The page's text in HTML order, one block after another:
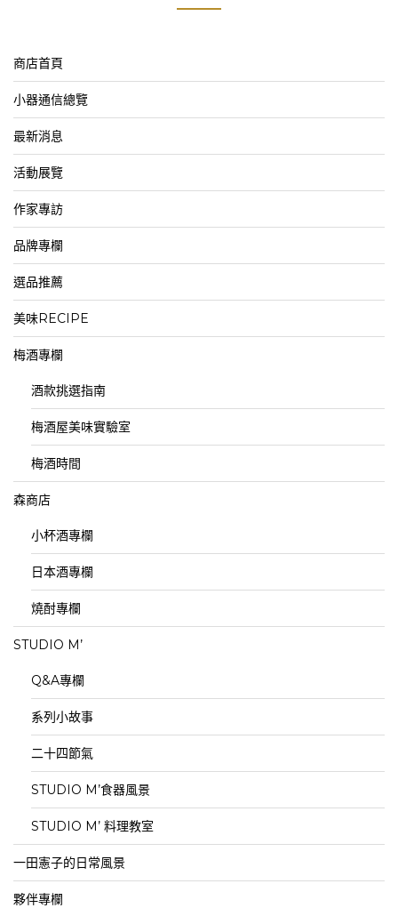
商店首頁
小器通信總覽
最新消息
活動展覽
作家專訪
品牌專欄
選品推薦
美味RECIPE
梅酒專欄
酒款挑選指南
梅酒屋美味實驗室
梅酒時間
森商店
小杯酒專欄
日本酒專欄
燒酎專欄
STUDIO M’
Q&A專欄
系列小故事
二十四節氣
STUDIO M’食器風景
STUDIO M’ 料理教室
一田憲子的日常風景
夥伴專欄